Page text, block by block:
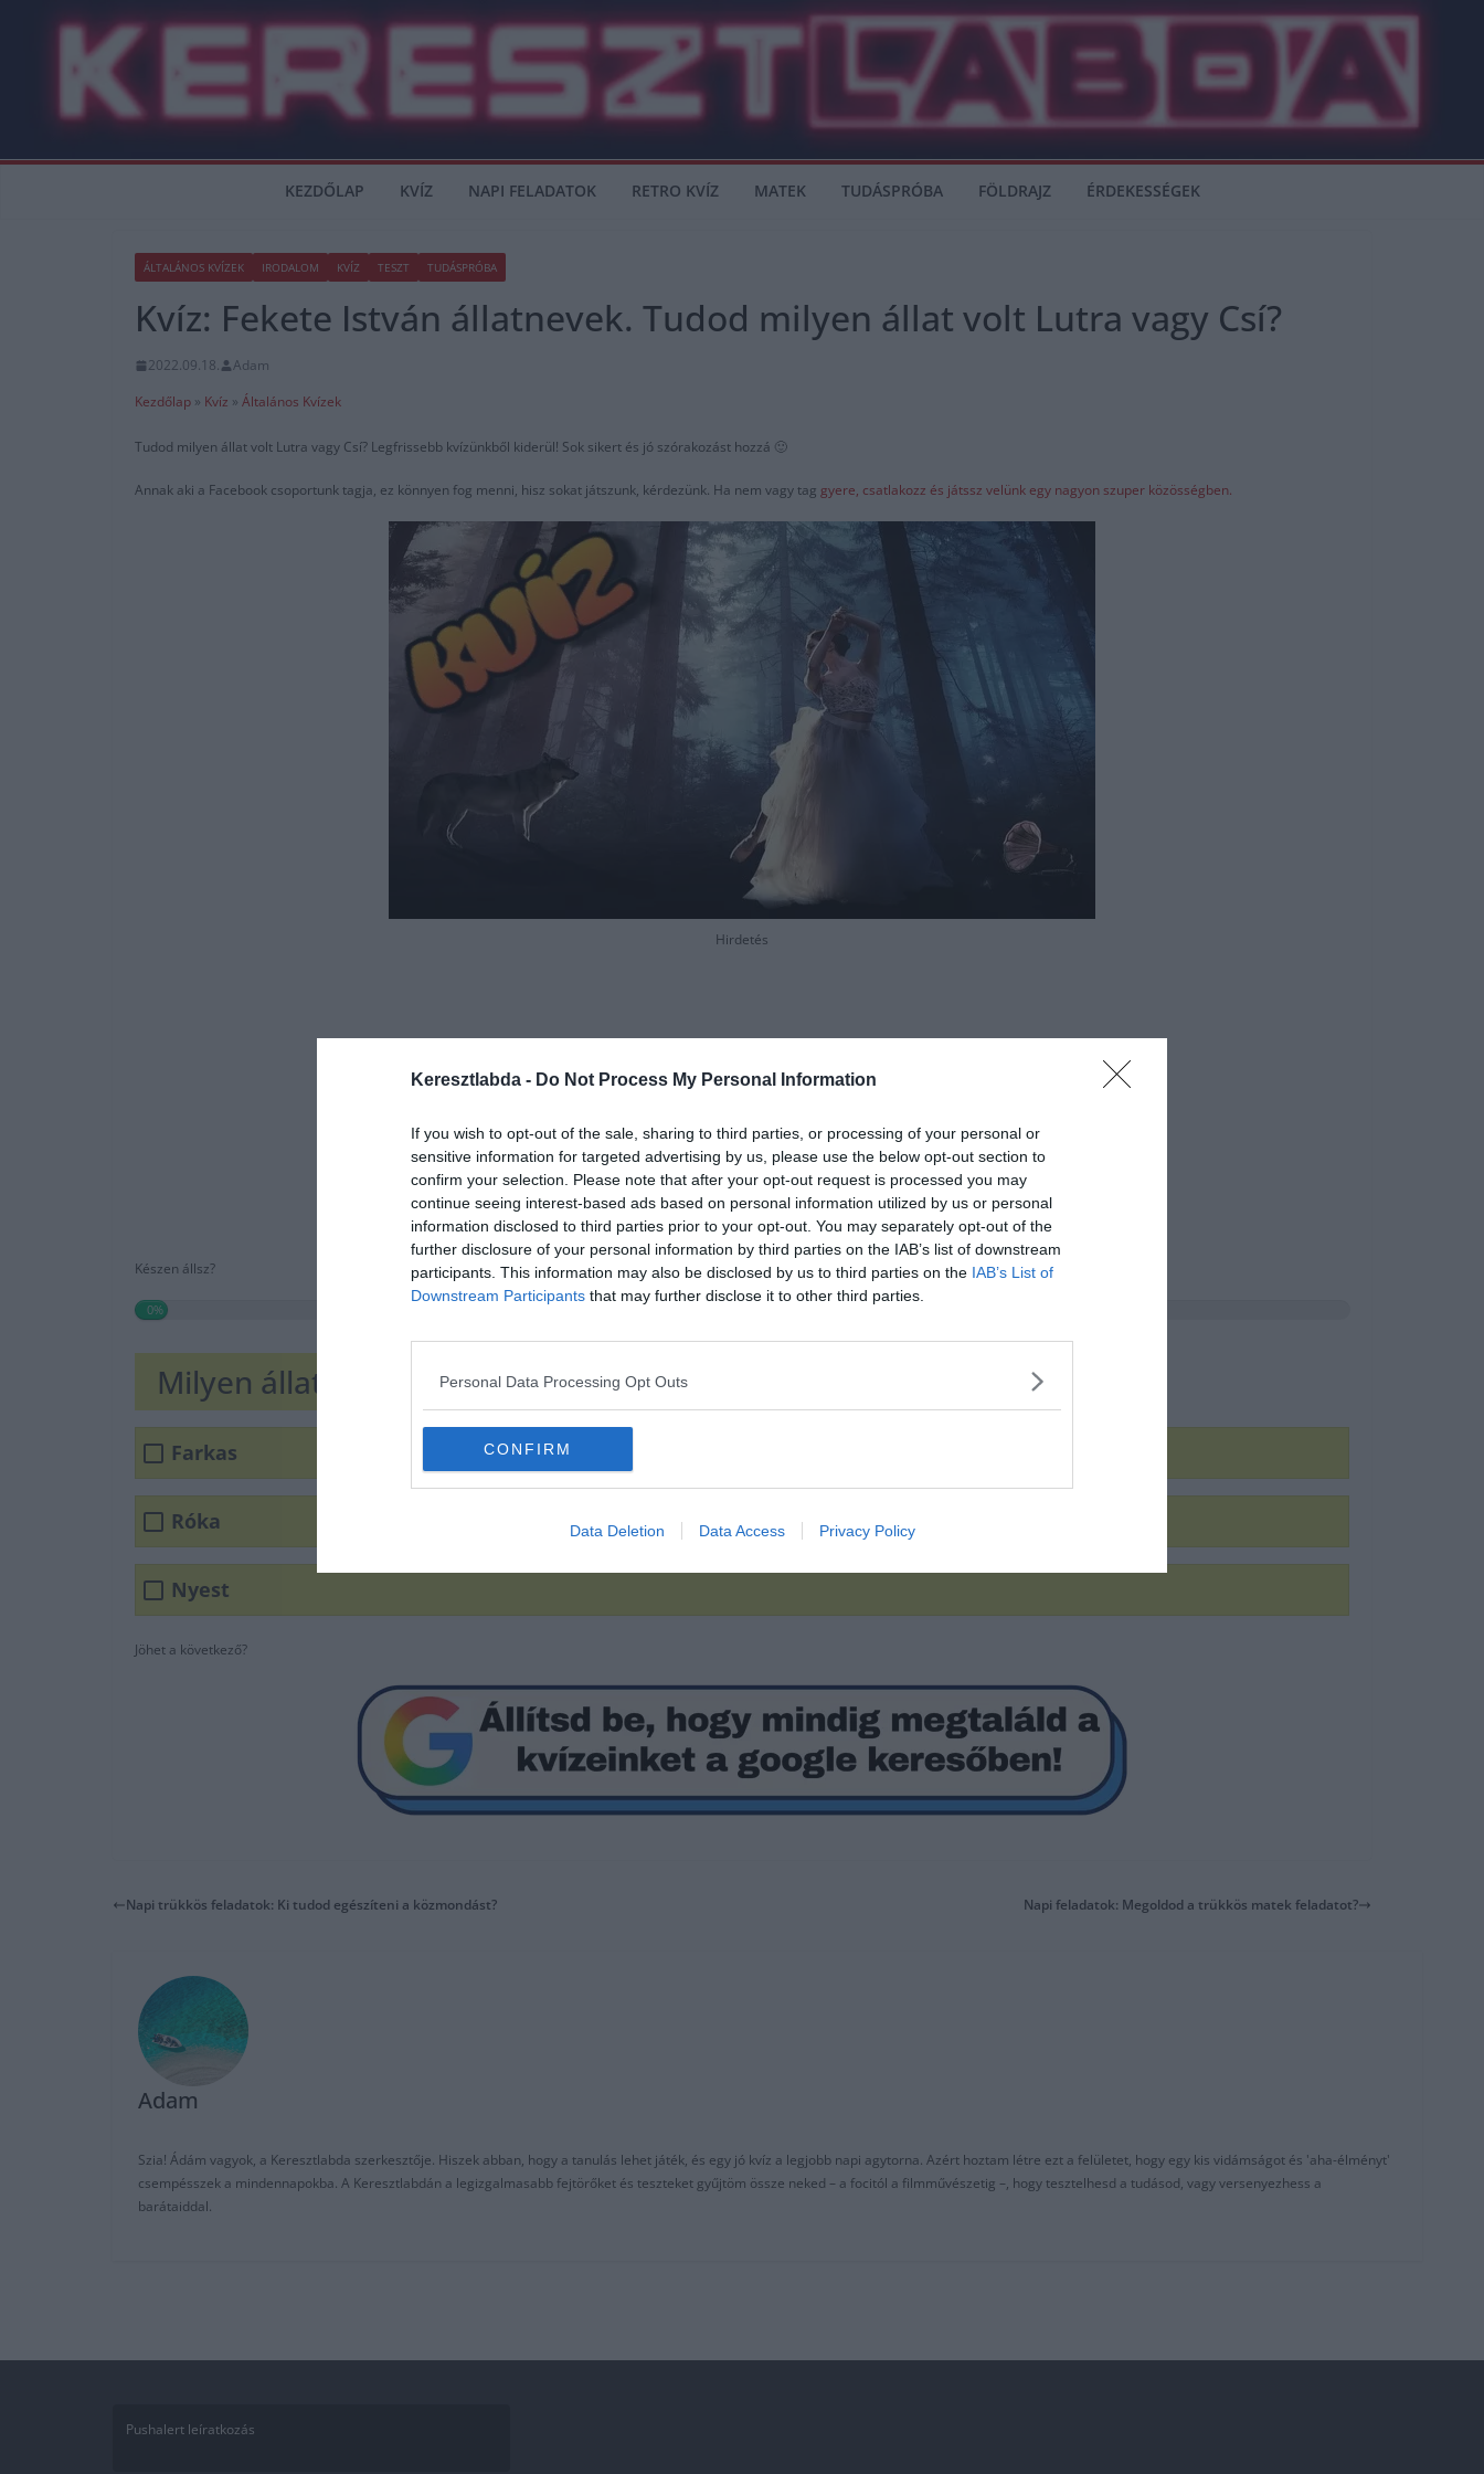
Keresztlabda - Do Not Process My Personal Information
If you wish to opt-out of the sale, sharing to third parties, or processing of your personal or
sensitive information for targeted advertising by us, please use the below opt-out section to
confirm your selection. Please note that after your opt-out request is processed you may
continue seeing interest-based ads based on personal information utilized by us or personal
information disclosed to third parties prior to your opt-out. You may separately opt-out of the
further disclosure of your personal information by third parties on the IAB’s list of downstream
participants. This information may also be disclosed by us to third parties on the IAB’s List of
Downstream Participants that may further disclose it to other third parties.
Personal Data Processing Opt Outs
CONFIRM
Data Deletion Data Access Privacy Policy
KEZDŐLAP KVÍZ NAPI FELADATOK RETRO KVÍZ MATEK TUDÁSPRÓBA FÖLDRAJZ ÉRDEKESSÉGEK
ÁLTALÁNOS KVÍZEK IRODALOM KVÍZ TESZT TUDÁSPRÓBA
Kvíz: Fekete István állatnevek. Tudod milyen állat volt Lutra vagy Csí?
2022.09.18.
Adam
Kezdőlap » Kvíz » Általános Kvízek
Tudod milyen állat volt Lutra vagy Csí? Legfrissebb kvízünkből kiderül! Sok sikert és jó szórakozást hozzá 🙂
Annak aki a Facebook csoportunk tagja, ez könnyen fog menni, hisz sokat játszunk, kérdezünk. Ha nem vagy tag gyere, csatlakozz és játssz velünk egy nagyon szuper közösségben.
Hirdetés
Készen állsz?
0%
Milyen állat Csele?
Farkas
Róka
Nyest
Jöhet a következő?
Napi trükkös feladatok: Ki tudod egészíteni a közmondást? Napi feladatok: Megoldod a trükkös matek feladatot?
Adam
Szia! Ádám vagyok, a Keresztlabda szerkesztője. Hiszek abban, hogy a tanulás lehet játék, és egy jó kvíz a legjobb napi agytorna. Azért hoztam létre ezt a felületet, hogy egy kis vidámságot és 'aha-élményt'
csempésszek a mindennapokba. A Keresztlabdán a legizgalmasabb fejtörőket és teszteket gyűjtöm össze neked – a focitól a filmművészetig –, hogy tesztelhesd a tudásod, vagy versenyezhess a
barátaiddal.
Pushalert leíratkozás